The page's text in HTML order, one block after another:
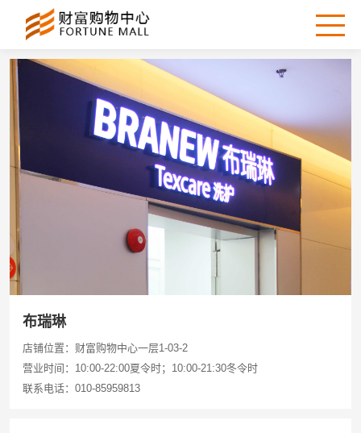
布瑞琳
店铺位置：财富购物中心一层1-03-2
营业时间：10:00-22:00夏令时；10:00-21:30冬令时
联系电话：010-85959813